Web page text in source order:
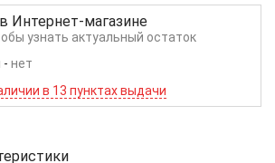
Интернет-магазине
узнать актуальный остаток
- нет
в 13 пунктах выдачи